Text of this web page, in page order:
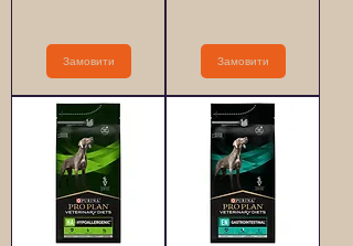
Замовити Замовити